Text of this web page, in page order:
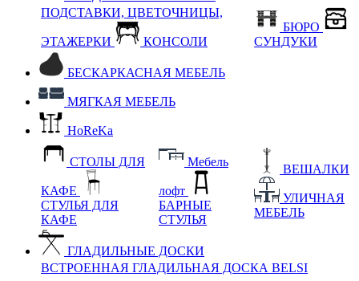
ПОДСТАВКИ, ЦВЕТОЧНИЦЫ,
ЭТАЖЕРКИ КОНСОЛИ
БЮРО
СУНДУКИ
БЕСКАРКАСНАЯ МЕБЕЛЬ
МЯГКАЯ МЕБЕЛЬ
HoReKa
СТОЛЫ ДЛЯ
КАФЕ
СТУЛЬЯ ДЛЯ
КАФЕ
Мебель
лофт
БАРНЫЕ
СТУЛЬЯ
ВЕШАЛКИ
УЛИЧНАЯ
МЕБЕЛЬ
ГЛАДИЛЬНЫЕ ДОСКИ
ВСТРОЕННАЯ ГЛАДИЛЬНАЯ ДОСКА BELSI